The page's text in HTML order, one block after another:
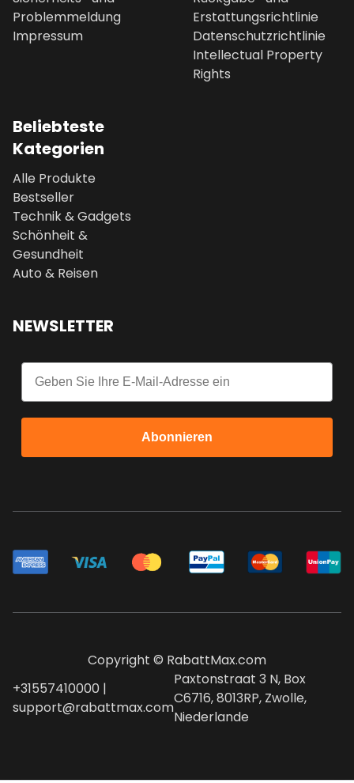
Problemmeldung
Impressum
Erstattungsrichtlinie
Datenschutzrichtlinie
Intellectual Property
Rights
Beliebteste
Kategorien
Alle Produkte
Bestseller
Technik & Gadgets
Schönheit &
Gesundheit
Auto & Reisen
NEWSLETTER
Email
Abonnieren
Copyright © RabattMax.com
+31557410000 |
support@rabattmax.com
Paxtonstraat 3 N, Box
C6716, 8013RP, Zwolle,
Niederlande